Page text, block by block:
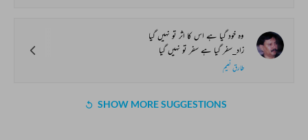
وہ خود گیا ہے اس کا اثر تو نہیں گیا
زاد_سفر گیا ہے سفر تو نہیں گیا
طارق نعیم
SHOW MORE SUGGESTIONS